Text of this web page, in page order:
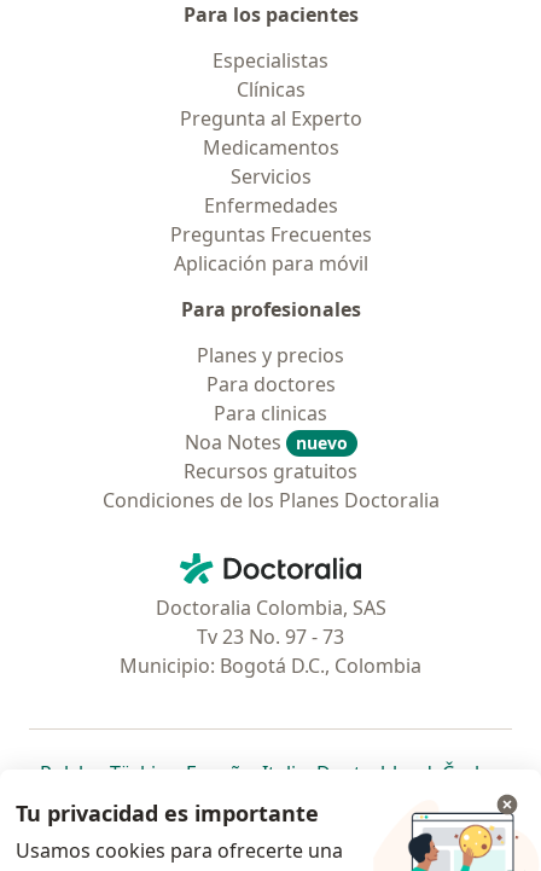
Para los pacientes
Especialistas
Clínicas
Pregunta al Experto
Medicamentos
Servicios
Enfermedades
Preguntas Frecuentes
Aplicación para móvil
Para profesionales
Planes y precios
Para doctores
Para clinicas
Noa Notes
nuevo
Recursos gratuitos
Condiciones de los Planes Doctoralia
Doctoralia - Página de inicio
Doctoralia Colombia, SAS
Tv 23 No. 97 - 73
Municipio: Bogotá D.C., Colombia
Polska se abre en una nueva pestaña
Türkiye se abre en una nueva pestaña
España se abre en una nueva pestaña
Italia se abre en una nueva
Deutschlandse abre en
Česko
Portugal
se abre en una nueva pestaña
México se abre en una nueva pestaña
Chile se abre en una nueva pestaña
Brasil se abre en una nueva
se abre en
se
se abre en una nueva
Tu privacidad es importante
Usamos cookies para ofrecerte una